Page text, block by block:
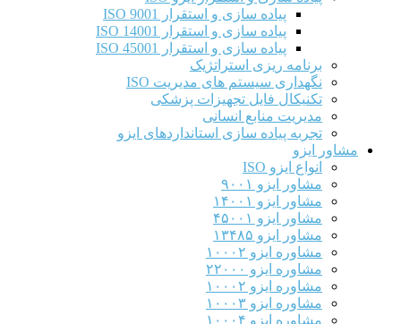
پیاده سازی و استقرار ISO 9001​
پیاده سازی و استقرار ISO 14001
پیاده سازی و استقرار ISO 45001
برنامه ریزی استراتژیک
نگهداری سیستم های مدیریت ISO
تکنیکال فایل تجهیزات پزشکی
مدیریت منابع انسانی
تجربه پیاده سازی استانداردهای ایزو
مشاور ایزو
انواع ایزو ISO
مشاور ایزو ۹۰۰۱
مشاور ایزو ۱۴۰۰۱
مشاور ایزو ۴۵۰۰۱
مشاور ایزو ۱۳۴۸۵
مشاوره ایزو ۱۰۰۰۲
مشاوره ایزو ۲۲۰۰۰
مشاوره ایزو ۱۰۰۰۲
مشاوره ایزو ۱۰۰۰۳
مشاوره ایزو ۱۰۰۰۴